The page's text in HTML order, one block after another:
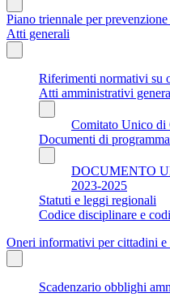
Piano triennale per
Atti generali
Riferimenti normativi su
Atti amministrativi
Comitato Unico di
Documenti di
DOCUMENTO
2023-2025
Statuti e leggi regionali
Codice disciplinare e
Oneri informativi per cittadini e
Scadenzario obblighi